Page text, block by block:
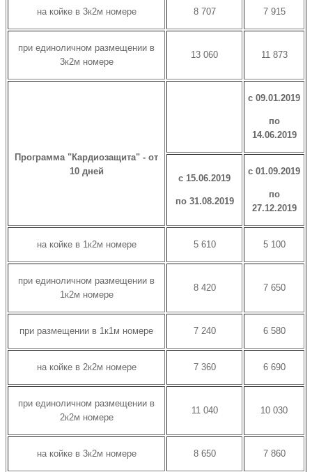
на койке в 3к2м номере 8 707 7 915
при единоличном размещении в
3к2м номере
13 060 11 873
Программа "Кардиозащита" - от
10 дней
с 09.01.2019
по
14.06.2019
с 15.06.2019
по 31.08.2019
с 01.09.2019
по
27.12.2019
на койке в 1к2м номере 5 610 5 100
при единоличном размещении в
1к2м номере
8 420 7 650
при размещении в 1к1м номере 7 240 6 580
на койке в 2к2м номере 7 360 6 690
при единоличном размещении в
2к2м номере
11 040 10 030
на койке в 3к2м номере 8 650 7 860